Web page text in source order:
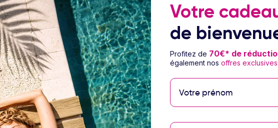
de votre voyage Hôtel Jazz 3*
des nombreuses options de loisirs disponibles dans l'hébergement,
en saison, ou admirez la vue qui vous est offerte depuis une
services et équipements offerts par cet hôtel vous trouvez également
un service de conciergerie et une salle de banquet.
Votre
de
Profitez de 70€* de
également nosoffres exclusives